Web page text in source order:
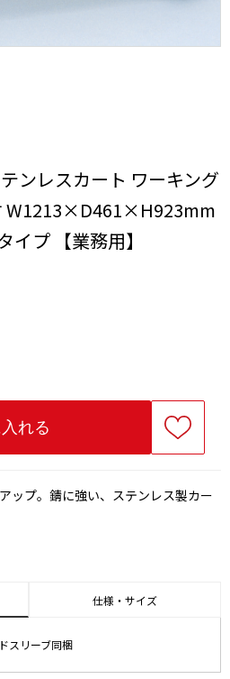
ンレスカート ワーキング
W1213×D461×H923mm
イプ 【業務用】
ップ。錆に強い、ステンレス製カー
仕様・サイズ
スリーブ同梱